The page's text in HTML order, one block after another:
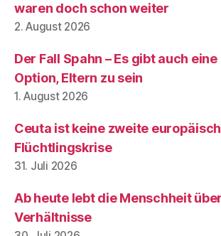
waren doch schon weiter
2. August 2026
Der Fall Spahn – Es gibt auch
Option, Eltern zu sein
1. August 2026
Ceuta ist keine zweite
Flüchtlingskrise
31. Juli 2026
Ab heute lebt die Menschheit
Verhältnisse